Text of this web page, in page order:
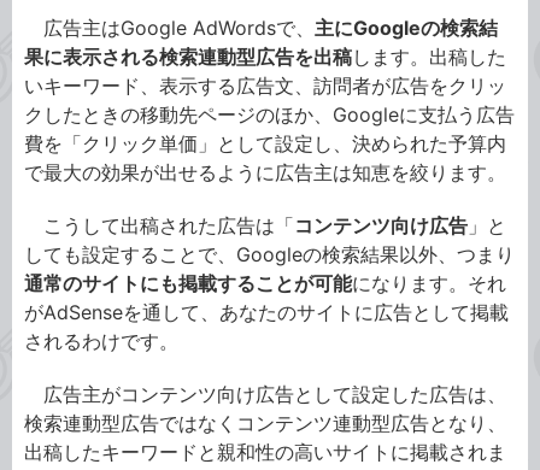
広告主はGoogle AdWordsで、 主にGoogleの検索結
果に表示される検索連動型広告を出稿します。出稿した
いキーワード、表示する広告文、訪問者が広告をクリッ
クしたときの移動先ページのほか、Googleに支払う広告
費を「クリック単価」として設定し、決められた予算内
で最大の効果が出せるように広告主は知恵を絞ります。
こうして出稿された広告は「コンテンツ向け広告 」と
しても設定することで、Googleの検索結果以外、つまり
通常のサイトにも掲載することが可能になります。それ
がAdSenseを通して、あなたのサイトに広告として掲載
されるわけです。
広告主がコンテンツ向け広告として設定した広告は、
検索連動型広告ではなくコンテンツ連動型広告となり、
出稿したキーワードと親和性の高いサイトに掲載されま